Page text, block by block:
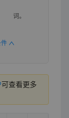
词。
可查看更多